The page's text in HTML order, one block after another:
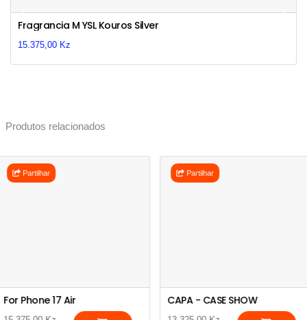
Fragrancia M YSL Kouros Silver
15.375,00 Kz
Previous
Produtos relacionados
Partilhar
For Phone 17 Air
Partilhar
CAPA - CASE SHOW